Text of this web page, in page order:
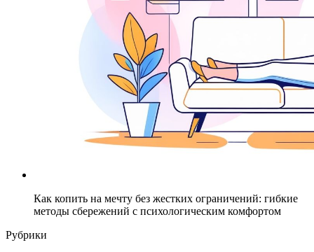
Как копить на мечту без жестких ограничений: гибкие
методы сбережений с психологическим комфортом
Рубрики